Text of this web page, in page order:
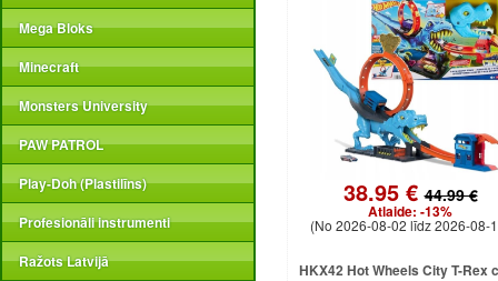
Mega Bloks
Minecraft
Monsters University
PAW PATROL
Play-Doh (Plastilīns)
Profesionāli instrumenti
Ražots Latvijā
38.95 €44.99 €
Atlaide: -13%
(No 2026-08-02 līdz 2026-08-
HKX42 Hot Wheels City T-Rex